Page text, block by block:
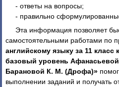
- ответы на вопросы;
- правильно
Эта информация позволяет
самостоятельными работами по
английскому языку за 11 класс
базовый уровень
Барановой К. М. (Дрофа)»
выполнении заданий и получать